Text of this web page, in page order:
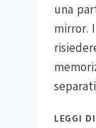
una
mirror.
LEGGI